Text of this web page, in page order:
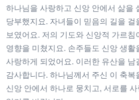
하나님을 사랑하고 신앙 안에서 삶을
당부했지요. 자녀들이 믿음의 길을 걸
보였어요. 저의 기도와 신앙적 가르침
영향을 미쳤지요. 손주들도 신앙 생활
사랑하게 되었어요. 이러한 유산을 남
감사합니다. 하나님께서 주신 이 축복
신앙 안에서 하나로 뭉치고, 서로를